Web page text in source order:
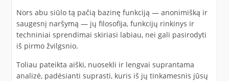
Nors abu siūlo tą pačią bazinę funkciją — anonimišką ir
saugesnį naršymą — jų filosofija, funkcijų rinkinys ir
techniniai sprendimai skiriasi labiau, nei gali pasirodyti
iš pirmo žvilgsnio.
Toliau pateikta aiški, nuosekli ir lengvai suprantama
analizė, padėsianti suprasti, kuris iš jų tinkamesnis jūsų